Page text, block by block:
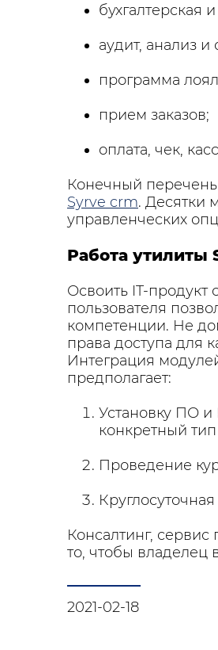
бухгалтерская
аудит, анализ
программа
прием заказов;
оплата, чек,
Конечный
Syrve crm. Десятки
управленческих
Работа утилиты
Освоить IT-
пользователя
компетенции. Не
права доступа для
Интеграция
предполагает:
Установку ПО и
конкретный
Проведение
Консалтинг,
то, чтобы владелец
2021-02-18